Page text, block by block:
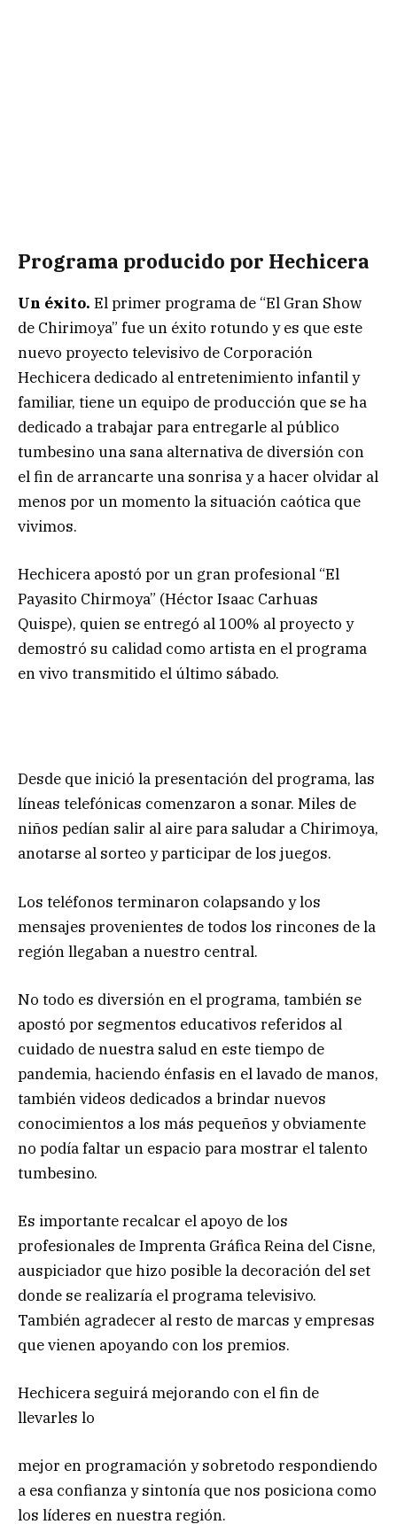
Programa producido por Hechicera
Un éxito. El primer programa de “El Gran Show
de Chirimoya” fue un éxito rotundo y es que este
nuevo proyecto televisivo de Corporación
Hechicera dedicado al entretenimiento infantil y
familiar, tiene un equipo de producción que se ha
dedicado a trabajar para entregarle al público
tumbesino una sana alternativa de diversión con
el fin de arrancarte una sonrisa y a hacer olvidar al
menos por un momento la situación caótica que
vivimos.
Hechicera apostó por un gran profesional “El
Payasito Chirmoya” (Héctor Isaac Carhuas
Quispe), quien se entregó al 100% al proyecto y
demostró su calidad como artista en el programa
en vivo transmitido el último sábado.
Desde que inició la presentación del programa, las
líneas telefónicas comenzaron a sonar. Miles de
niños pedían salir al aire para saludar a Chirimoya,
anotarse al sorteo y participar de los juegos.
Los teléfonos terminaron colapsando y los
mensajes provenientes de todos los rincones de la
región llegaban a nuestro central.
No todo es diversión en el programa, también se
apostó por segmentos educativos referidos al
cuidado de nuestra salud en este tiempo de
pandemia, haciendo énfasis en el lavado de manos,
también videos dedicados a brindar nuevos
conocimientos a los más pequeños y obviamente
no podía faltar un espacio para mostrar el talento
tumbesino.
Es importante recalcar el apoyo de los
profesionales de Imprenta Gráfica Reina del Cisne,
auspiciador que hizo posible la decoración del set
donde se realizaría el programa televisivo.
También agradecer al resto de marcas y empresas
que vienen apoyando con los premios.
Hechicera seguirá mejorando con el fin de
llevarles lo
mejor en programación y sobretodo respondiendo
a esa confianza y sintonía que nos posiciona como
los líderes en nuestra región.